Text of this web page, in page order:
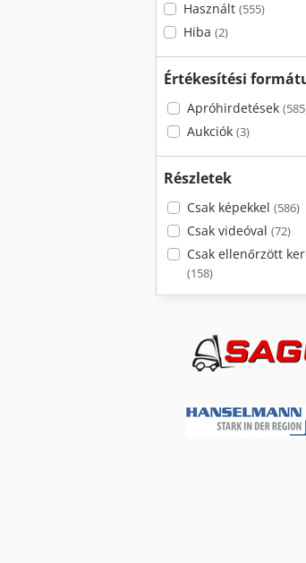
Használt (555)
Hiba (2)
Értékesítési
Apróhirdetések
Aukciók (3)
Részletek
Csak képekkel (586)
Csak videóval (72)
Csak ellenőrzött
(158)
Hyster 175 Hyster